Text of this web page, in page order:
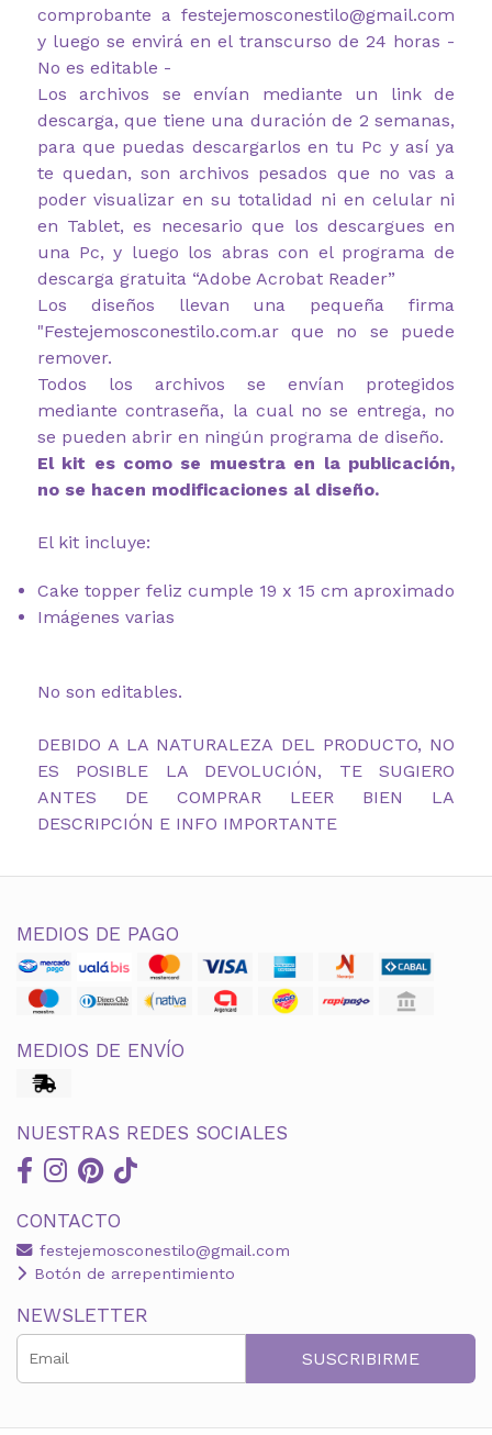
comprobante a festejemosconestilo@gmail.com
y luego se envirá en el transcurso de 24 horas -
No es editable -
Los archivos se envían mediante un link de
descarga, que tiene una duración de 2 semanas,
para que puedas descargarlos en tu Pc y así ya
te quedan, son archivos pesados que no vas a
poder visualizar en su totalidad ni en celular ni
en Tablet, es necesario que los descargues en
una Pc, y luego los abras con el programa de
descarga gratuita “Adobe Acrobat Reader”
Los diseños llevan una pequeña firma
"Festejemosconestilo.com.ar
que no se puede
remover.
Todos los archivos se envían protegidos
mediante contraseña, la cual no se entrega, no
se pueden abrir en ningún programa de diseño.
El kit es como se muestra en la publicación,
no se hacen modificaciones al diseño.
El kit incluye:
Cake topper feliz cumple 19 x 15 cm aproximado
Imágenes varias
No son editables.
DEBIDO A LA NATURALEZA DEL PRODUCTO, NO
ES POSIBLE LA DEVOLUCIÓN, TE SUGIERO
ANTES DE COMPRAR LEER BIEN LA
DESCRIPCIÓN E INFO IMPORTANTE
MEDIOS DE PAGO
MEDIOS DE ENVÍO
NUESTRAS REDES SOCIALES
CONTACTO
festejemosconestilo@gmail.com
Botón de arrepentimiento
NEWSLETTER
SUSCRIBIRME